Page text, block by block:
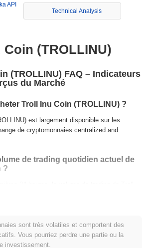
API
Technical Analysis
(TROLLINU)
(TROLLINU) FAQ – Indicateurs
du Marché
Troll Inu Coin (TROLLINU) ?
est largement disponible sur les
de cryptomonnaies centralized and
de trading quotidien actuel de
?
de la fourchette de prix de
?
(ATH) : $0.00000029
sont très volatiles et comportent des
Vous pourriez perdre une partie ou la
investissement.